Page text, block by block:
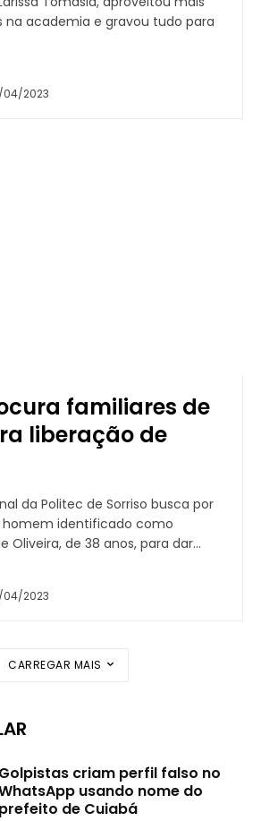
na academia e gravou tudo para
2023
familiares de
liberação de
da Politec de Sorriso busca por
identificado como
Oliveira, de 38 anos, para dar...
2023
CARREGAR MAIS
Golpistas criam perfil falso no
usando nome do
prefeito de Cuiabá